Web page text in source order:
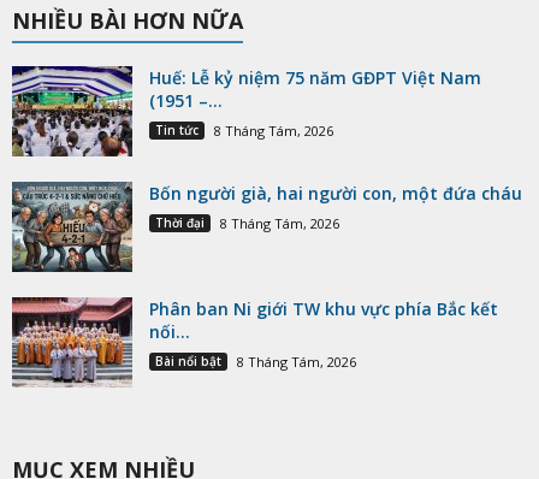
NHIỀU BÀI HƠN NỮA
Huế: Lễ kỷ niệm 75 năm GĐPT Việt Nam
(1951 –...
Tin tức 8 Tháng Tám, 2026
Bốn người già, hai người con, một đứa cháu
Thời đại 8 Tháng Tám, 2026
Phân ban Ni giới TW khu vực phía Bắc kết
nối...
Bài nổi bật 8 Tháng Tám, 2026
MỤC XEM NHIỀU